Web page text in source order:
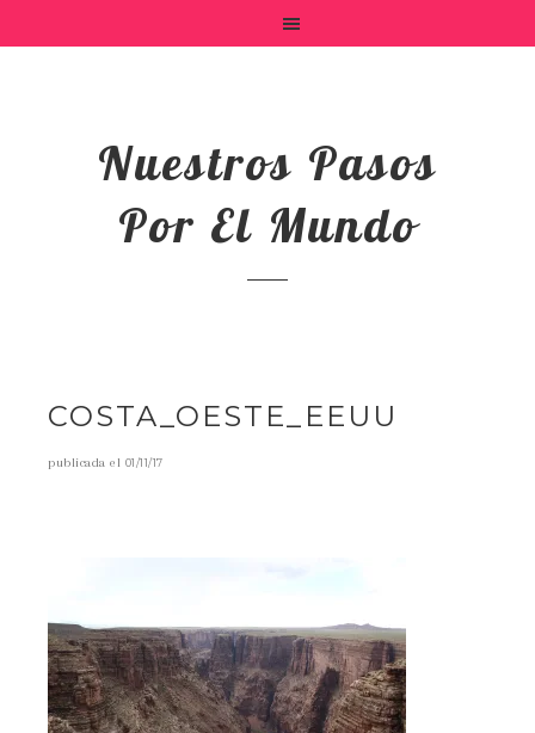
Nuestros Pasos
Por El Mundo
COSTA_OESTE_EEUU
publicada el 01/11/17